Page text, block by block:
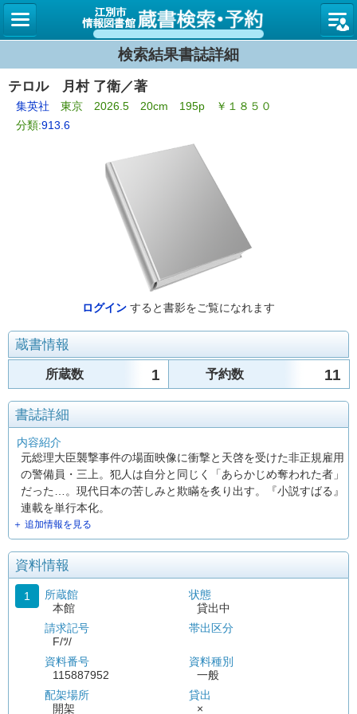
図書館
検索結果書誌詳細
テロル 月村 了衛／著
集英社 東京 2026.5 20cm 195p ￥１８５０
分類:913.6
ログイン すると書影をご覧になれます
蔵書情報
所蔵数 1 予約数 11
書誌詳細
内容紹介
元総理大臣襲撃事件の場面映像に衝撃と天啓を受けた非正規雇用
の警備員・三上。犯人は自分と同じく「あらかじめ奪われた者」
だった…。現代日本の苦しみと欺瞞を炙り出す。『小説すばる』
連載を単行本化。
＋ 追加情報を見る
資料情報
1
所蔵館
本館
請求記号
F/ﾂ/
資料番号
115887952
配架場所
開架
状態
貸出中
帯出区分
資料種別
一般
貸出
×